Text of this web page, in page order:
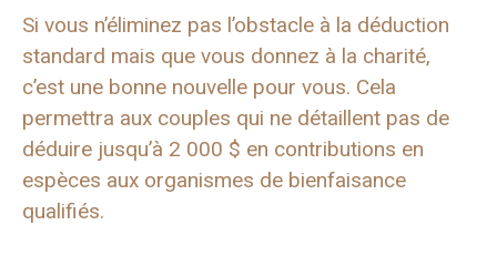
Si vous n’éliminez pas l’obstacle à la déduction
standard mais que vous donnez à la charité,
c’est une bonne nouvelle pour vous. Cela
permettra aux couples qui ne détaillent pas de
déduire jusqu’à 2 000 $ en contributions en
espèces aux organismes de bienfaisance
qualifiés.